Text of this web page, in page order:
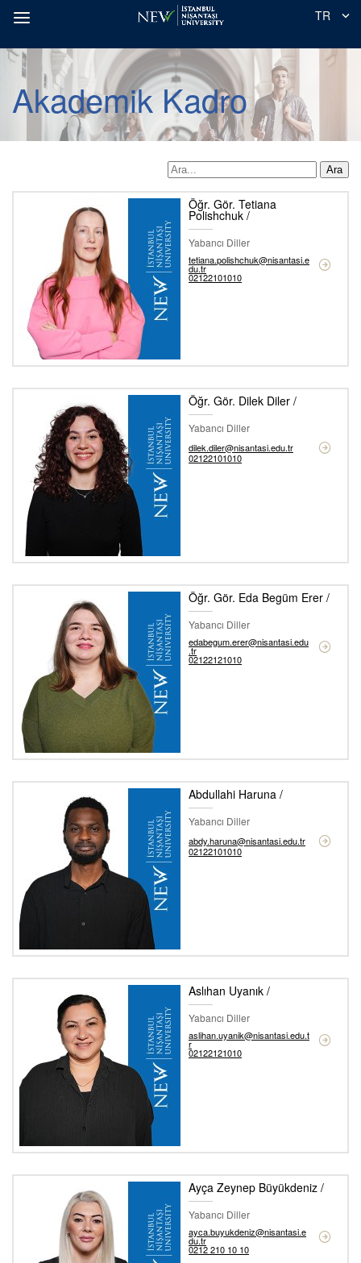
TR
Akademik Kadro
Ara
Öğr. Gör. Tetiana
Polishchuk /
Yabancı Diller
tetiana.polishchuk@nisantasi.e
du.tr
02122101010
Öğr. Gör. Dilek Diler /
Yabancı Diller
dilek.diler@nisantasi.edu.tr
02122101010
Öğr. Gör. Eda Begüm Erer /
Yabancı Diller
edabegum.erer@nisantasi.edu
.tr
02122121010
Abdullahi Haruna /
Yabancı Diller
abdy.haruna@nisantasi.edu.tr
02122101010
Aslıhan Uyanık /
Yabancı Diller
aslihan.uyanik@nisantasi.edu.t
r
02122121010
Ayça Zeynep Büyükdeniz /
Yabancı Diller
ayca.buyukdeniz@nisantasi.e
du.tr
0212 210 10 10